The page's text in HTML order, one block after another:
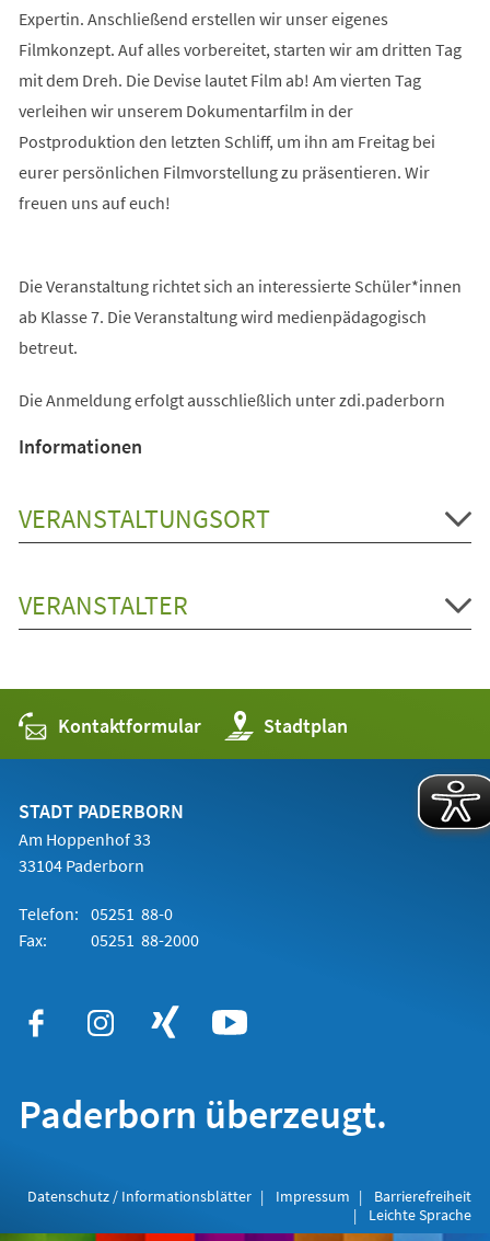
Expertin. Anschließend erstellen wir unser eigenes
Filmkonzept. Auf alles vorbereitet, starten wir am dritten Tag
mit dem Dreh. Die Devise lautet Film ab! Am vierten Tag
verleihen wir unserem Dokumentarfilm in der
Postproduktion den letzten Schliff, um ihn am Freitag bei
eurer persönlichen Filmvorstellung zu präsentieren. Wir
freuen uns auf euch!
Die Veranstaltung richtet sich an interessierte Schüler*innen
ab Klasse 7. Die Veranstaltung wird medienpädagogisch
betreut.
Die Anmeldung erfolgt ausschließlich unter zdi.paderborn
Informationen
VERANSTALTUNGSORT
VERANSTALTER
Kontaktformular Stadtplan
(Öffnet
in
einem
STADT PADERBORN
Am Hoppenhof 33
33104 Paderborn
Telefon: 05251 88-0
Fax:
05251 88-2000
Paderborn überzeugt.
Datenschutz / Informationsblätter Impressum
Barrierefreiheit
Leichte Sprache